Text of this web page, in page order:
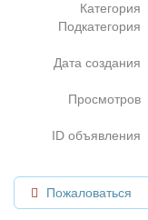
Категория
Подкатегория
Дата создания
Просмотров
ID объявления
Пожаловаться